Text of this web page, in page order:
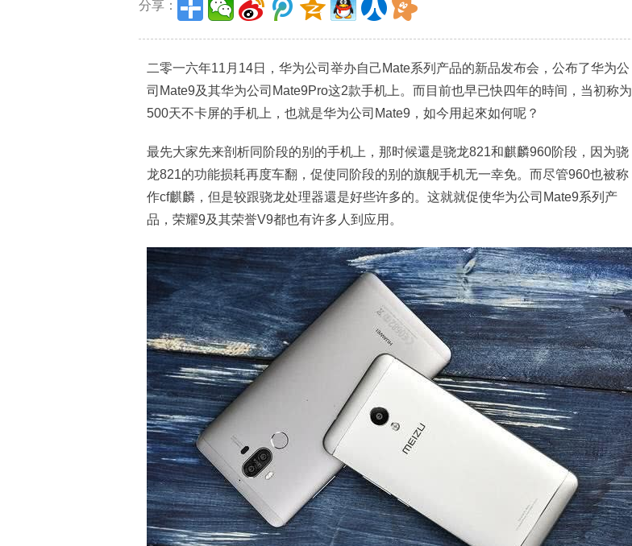
分享：
二零一六年11月14日，华为公司举办自己Mate系列产品的新品发布会，公布了华为公
司Mate9及其华为公司Mate9Pro这2款手机上。而目前也早已快四年的時间，当初称为
500天不卡屏的手机上，也就是华为公司Mate9，如今用起來如何呢？
最先大家先来剖析同阶段的别的手机上，那时候還是骁龙821和麒麟960阶段，因为骁
龙821的功能损耗再度车翻，促使同阶段的别的旗舰手机无一幸免。而尽管960也被称
作cf麒麟，但是较跟骁龙处理器還是好些许多的。这就就促使华为公司Mate9系列产
品，荣耀9及其荣誉V9都也有许多人到应用。